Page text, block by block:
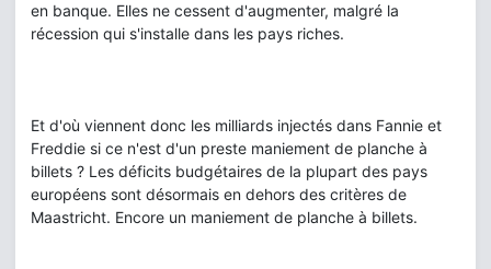
en banque. Elles ne cessent d'augmenter, malgré la
récession qui s'installe dans les pays riches.
Et d'où viennent donc les milliards injectés dans Fannie et
Freddie si ce n'est d'un preste maniement de planche à
billets ? Les déficits budgétaires de la plupart des pays
européens sont désormais en dehors des critères de
Maastricht. Encore un maniement de planche à billets.